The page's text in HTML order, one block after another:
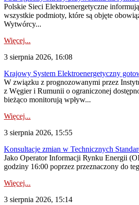
Polskie Sieci Elektroenergetyczne
wszystkie podmioty, które są objęte
Wytwórcy...
Więcej...
3 sierpnia 2026, 16:08
Krajowy System Elektroenergetyczny
W związku z prognozowanymi przez
z Węgier i Rumunii o ograniczonej
bieżąco monitorują wpływ...
Więcej...
3 sierpnia 2026, 15:55
Konsultacje zmian w Technicznych
Jako Operator Informacji Rynku Energii
godziny 16:00 poprzez przeznaczony do
Więcej...
3 sierpnia 2026, 15:14